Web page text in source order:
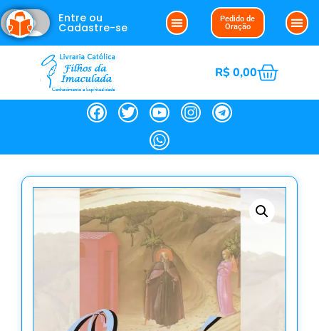
Entre ou
Cadastre-se
Pedido de
Oração
R$0,00